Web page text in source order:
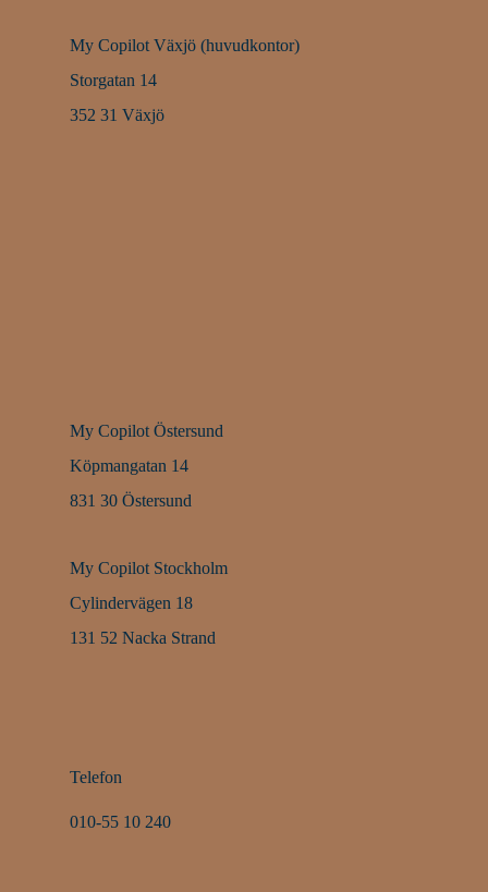
My Copilot Växjö (huvudkontor)
Storgatan 14
352 31 Växjö
My Copilot Östersund
Köpmangatan 14
831 30 Östersund
My Copilot Stockholm
Cylindervägen 18
131 52 Nacka Strand
Telefon
010-55 10 240